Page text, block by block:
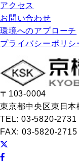
アクセス
お問い合わせ
環境へのアプローチ
プライバシーポリシ
〒103-0004
東京都中央区東日
TEL: 03-5820-2731
FAX: 03-5820-2715